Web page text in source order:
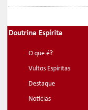
Doutrina Espírita
O que é?
Vultos Espíritas
Destaque
Notícias